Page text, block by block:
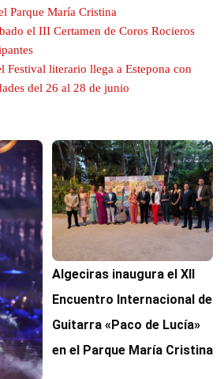
Parque María Cristina
el III Certamen de Coros Rocieros
Festival literario llega a Estepona con
del 26 al 28 de junio
Algeciras inaugura el XII
Encuentro Internacional de
Guitarra «Paco de Lucía»
en el Parque María Cristina